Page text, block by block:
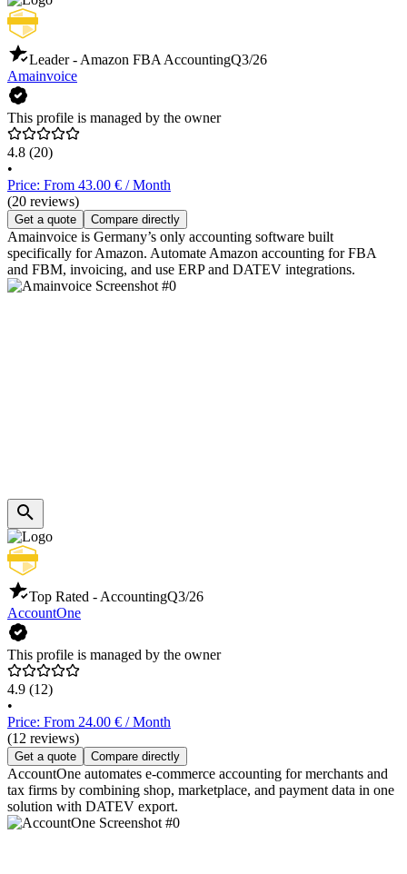
Leader - Amazon FBA AccountingQ3/26
Amainvoice
This profile is managed by the owner
4.8 (20)
•
Price: From 43.00 € / Month
(20 reviews)
Get a quote Compare directly
Amainvoice is Germany’s only accounting software built
specifically for Amazon. Automate Amazon accounting for FBA
and FBM, invoicing, and use ERP and DATEV integrations.
Top Rated - AccountingQ3/26
AccountOne
This profile is managed by the owner
4.9 (12)
•
Price: From 24.00 € / Month
(12 reviews)
Get a quote Compare directly
AccountOne automates e-commerce accounting for merchants and
tax firms by combining shop, marketplace, and payment data in one
solution with DATEV export.